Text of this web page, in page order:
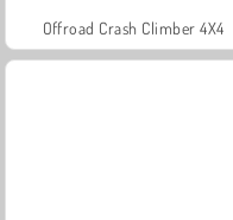
Offroad Crash Climber 4X4